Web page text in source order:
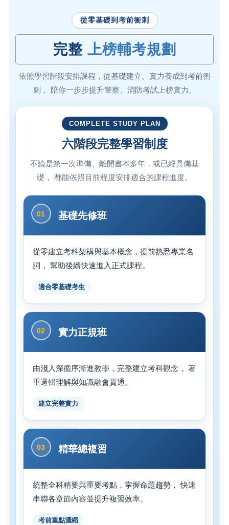
從零基礎到考前衝刺
完整 上榜輔考規劃
依照學習階段安排課程，從基礎建立、實力養成到考前衝
刺， 陪你一步步提升警察、消防考試上榜實力。
COMPLETE STUDY PLAN
六階段完整學習制度
不論是第一次準備、離開書本多年，或已經具備基
礎， 都能依照目前程度安排適合的課程進度。
01 基礎先修班
從零建立考科架構與基本概念，提前熟悉專業名
詞， 幫助後續快速進入正式課程。
適合零基礎考生
02 實力正規班
由淺入深循序漸進教學，完整建立考科觀念， 著
重邏輯理解與知識融會貫通。
建立完整實力
03 精華總複習
統整全科精要與重要考點，掌握命題趨勢， 快速
串聯各章節內容並提升複習效率。
考前重點濃縮